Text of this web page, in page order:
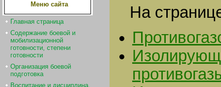
Меню сайта
Главная страница
Содержание боевой и
мобилизационной
готовности, степени
готовности
Организация боевой
подготовка
Воспитание и дисциплина.
На